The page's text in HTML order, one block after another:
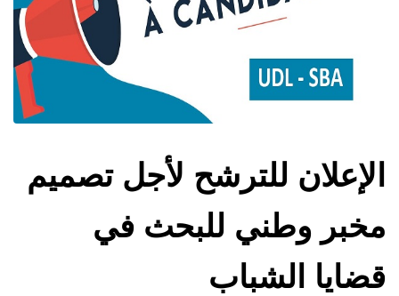
الإعلان للترشح لأجل تصميم
مخبر وطني للبحث في
قضايا الشباب